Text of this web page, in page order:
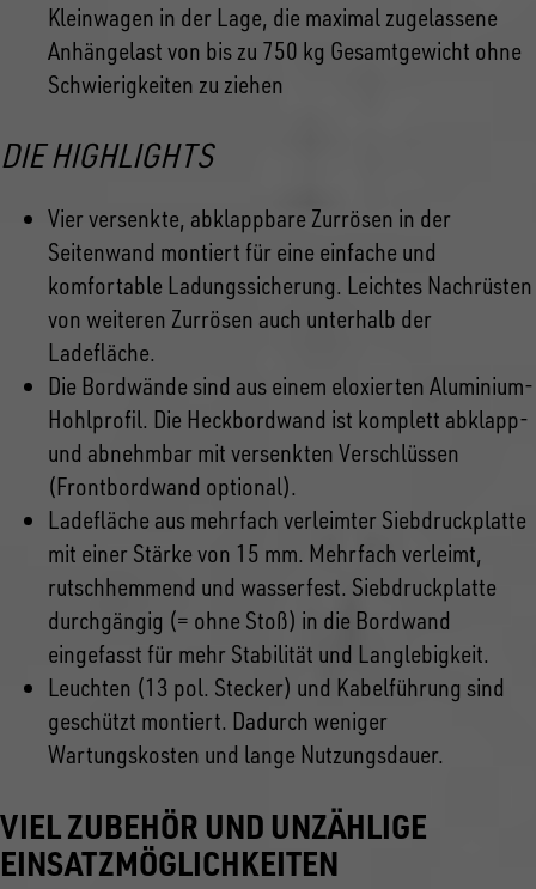
Kleinwagen in der Lage, die maximal zugelassene
Anhängelast von bis zu 750 kg Gesamtgewicht ohne
Schwierigkeiten zu ziehen
DIE HIGHLIGHTS
Vier versenkte, abklappbare Zurrösen in der
Seitenwand montiert für eine einfache und
komfortable Ladungssicherung. Leichtes Nachrüsten
von weiteren Zurrösen auch unterhalb der
Ladefläche.
Die Bordwände sind aus einem eloxierten Aluminium-
Hohlprofil. Die Heckbordwand ist komplett abklapp-
und abnehmbar mit versenkten Verschlüssen
(Frontbordwand optional).
Ladefläche aus mehrfach verleimter Siebdruckplatte
mit einer Stärke von 15 mm. Mehrfach verleimt,
rutschhemmend und wasserfest. Siebdruckplatte
durchgängig (= ohne Stoß) in die Bordwand
eingefasst für mehr Stabilität und Langlebigkeit.
Leuchten (13 pol. Stecker) und Kabelführung sind
geschützt montiert. Dadurch weniger
Wartungskosten und lange Nutzungsdauer.
VIEL ZUBEHÖR UND UNZÄHLIGE
EINSATZMÖGLICHKEITEN